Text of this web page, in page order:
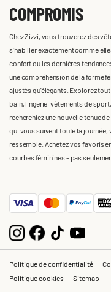
COMPROMIS
Chez Zizzi, vous trouverez des
s'habiller exactement comme
confort ou les dernières
une compréhension de la forme
ajustés qu'élégants. Explorez
bain, lingerie, vêtements de
recherchiez une nouvelle tenue
qui vous suivent toute la
ressemble. Achetez vos favoris
courbes féminines – pas
Politique de confidentialité
Politique cookies
Sitemap